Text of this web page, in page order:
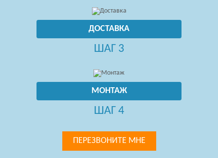
ДОСТАВКА
ШАГ 3
МОНТАЖ
ШАГ 4
ПЕРЕЗВОНИТЕ МНЕ